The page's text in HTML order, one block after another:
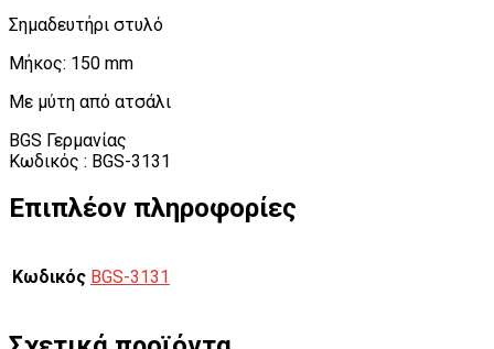
Σημαδευτήρι στυλό
Μήκος: 150 mm
Με μύτη από ατσάλι
BGS Γερμανίας
Κωδικός : BGS-3131
Επιπλέον πληροφορίες
Κωδικός BGS-3131